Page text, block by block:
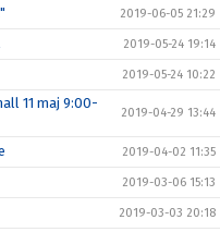
2019-06-05 21:29
2019-05-24 19:14
2019-05-24 10:22
11 maj 9:00-
2019-04-29 13:44
2019-04-02 11:35
2019-03-06 15:13
2019-03-03 20:18